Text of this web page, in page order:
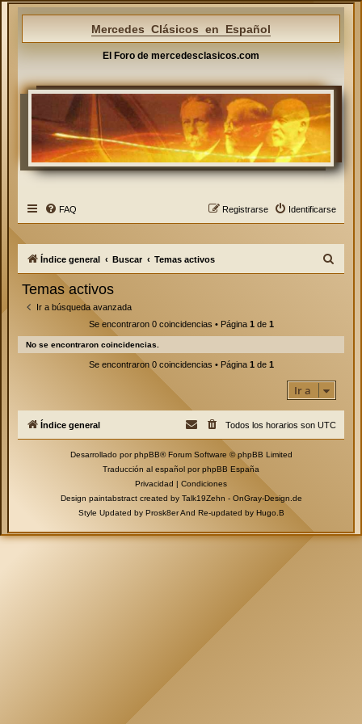
Mercedes Clásicos en Español
El Foro de mercedesclasicos.com
FAQ Identificarse
Registrarse
Índice general Buscar Temas activos
a
r
Temas activos
Ir a búsqueda avanzada
Se encontraron 0 coincidencias • Página 1 de 1
No se encontraron coincidencias.
Se encontraron 0 coincidencias • Página 1 de 1
Ir a
Índice general Todos los horarios son UTC
Desarrollado porphpBB® Forum Software © phpBB Limited
Traducción al español porphpBB España
Privacidad | Condiciones
Design paintabstract created by Talk19Zehn - OnGray-Design.de
Style Updated by Prosk8erAnd Re-updated by Hugo.B